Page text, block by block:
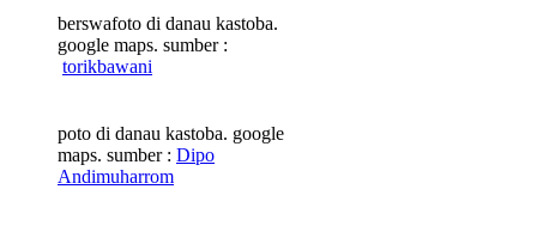
berswafoto di danau kastoba.
google maps. sumber :
torikbawani
poto di danau kastoba. google
maps. sumber : Dipo
Andimuharrom